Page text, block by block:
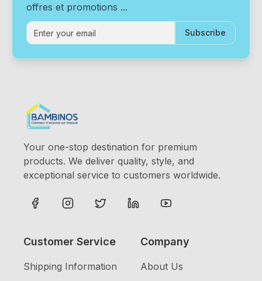
offres et promotions ...
Subscribe
Your one-stop destination for premium
products. We deliver quality, style, and
exceptional service to customers worldwide.
Customer Service
Shipping Information
Company
About Us